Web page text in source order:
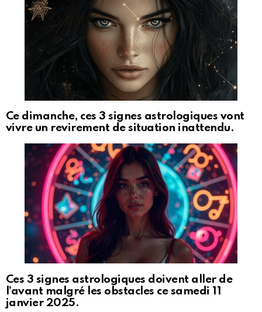
Ce dimanche, ces 3 signes astrologiques vont
vivre un revirement de situation inattendu.
Ces 3 signes astrologiques doivent aller de
l’avant malgré les obstacles ce samedi 11
janvier 2025.